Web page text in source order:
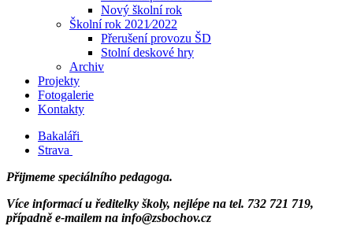
Nový školní rok
Školní rok 2021⁄2022
Přerušení provozu ŠD
Stolní deskové hry
Archiv
Projekty
Fotogalerie
Kontakty
Bakaláři
Strava
Přijmeme speciálního pedagoga.
Více informací u ředitelky školy, nejlépe na tel. 732 721 719,
případně e-mailem na info@zsbochov.cz